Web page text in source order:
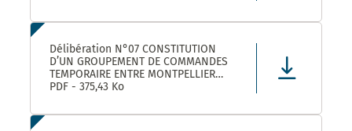
AUTRES ACHETEURS PUBLICS POUR
ADMINISTRATIVES DE BUREAU –
ADHÉSION AU GROUPEMENT DE CO
Délibération N°07 CONSTITUTION
D’UN GROUPEMENT DE COMMANDES
TEMPORAIRE ENTRE MONTPELLIER
MEDITERRANEE METROPOLE, LA VILLE
AUTRES ACHETEURS PUBLICS POUR LA
PDF - 375,43 Ko